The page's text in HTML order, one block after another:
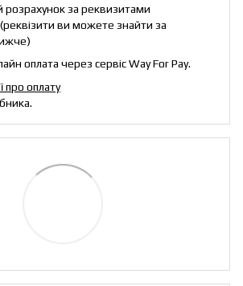
розрахунок за реквизитами
ви можете знайти за
оплата через сервіс Way For Pay.
про оплату